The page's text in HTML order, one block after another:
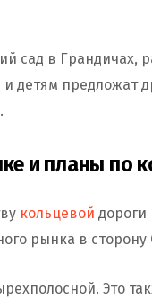
сад в Грандичах,
детям предложат
и планы по
кольцевой дороги
рынка в
Это